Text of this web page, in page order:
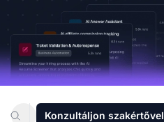
Konzultáljon szakértővel